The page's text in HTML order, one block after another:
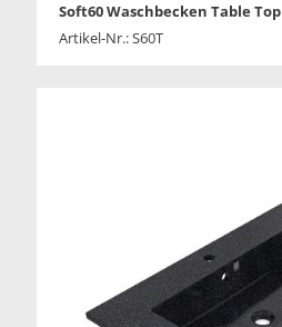
Soft60 Waschbecken Table Top
Artikel-Nr.: S60T